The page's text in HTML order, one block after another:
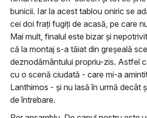
bunicii. Iar la acest tablou oniric se
cei doi frați fugiți de acasă, pe care
Mai mult, finalul este bizar și
că la montaj s-a tăiat din greșeală
deznodământului propriu-zis. Astfel
cu o scenă ciudată - care mi-a
Lanthimos - și nu lasă în urmă decât
de întrebare.